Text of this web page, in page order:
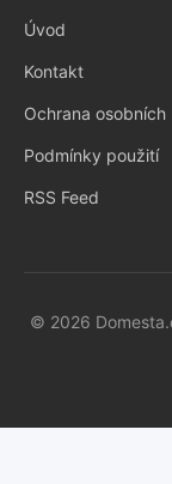
Úvod
Kontakt
Ochrana osobních
Podmínky použití
RSS Feed
© 2026